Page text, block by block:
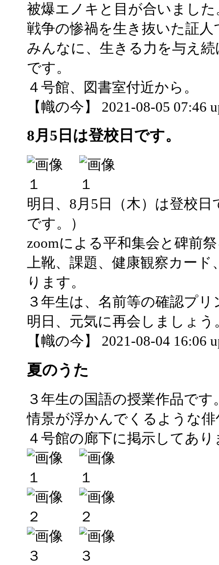
被爆エノキと目が合いました
戦争の惨禍を生き抜いた証
みんなに、生きる力を与え
です。
４号館、図書室付近から。
【幟の今】 2021-08-05 07:46
8月5日は登校日です。
明日、8月5日（木）は登校
です。）
zoomによる平和集会と碑前
上靴、課題、健康観察カー
ります。
３年生は、名前等の確認プ
明日、元気に再会しましょう
【幟の今】 2021-08-04 16:06
夏のうた
３年生の国語の授業作品です
情景が浮かんでくるような
４号館の廊下に掲示してあり